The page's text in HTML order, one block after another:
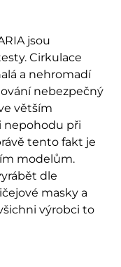
jsou
Cirkulace
a nehromadí
nebezpečný
větším
nepohodu při
tento fakt je
modelům.
dle
masky a
výrobci to